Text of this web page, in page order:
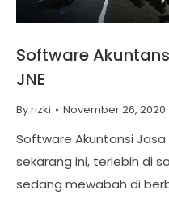
Software
JNE
Byrizki November 26, 2020
Software Akuntansi Jasa
sekarang ini, terlebih di
sedang mewabah di